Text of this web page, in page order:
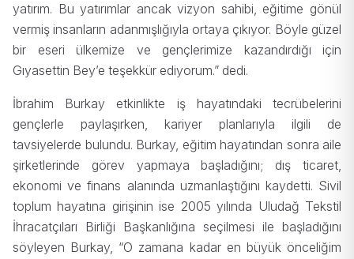
yatırım. Bu yatırımlar ancak vizyon sahibi, eğitime gönül
vermiş insanların adanmışlığıyla ortaya çıkıyor. Böyle güzel
bir eseri ülkemize ve gençlerimize kazandırdığı için
Gıyasettin Bey’e teşekkür ediyorum.” dedi.
İbrahim Burkay etkinlikte iş hayatındaki tecrübelerini
gençlerle paylaşırken, kariyer planlarıyla ilgili de
tavsiyelerde bulundu. Burkay, eğitim hayatından sonra aile
şirketlerinde görev yapmaya başladığını; dış ticaret,
ekonomi ve finans alanında uzmanlaştığını kaydetti. Sivil
toplum hayatına girişinin ise 2005 yılında Uludağ Tekstil
İhracatçıları Birliği Başkanlığına seçilmesi ile başladığını
söyleyen Burkay, “O zamana kadar en büyük önceliğim